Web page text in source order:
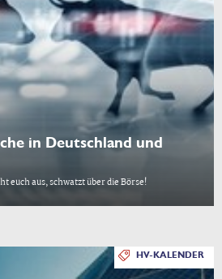
in Deutschland und
euch aus, schwatzt über die Börse!
HV-KALENDER